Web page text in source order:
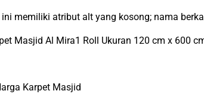
Masjid Al Mira1 Roll Ukuran 120 cm x 600